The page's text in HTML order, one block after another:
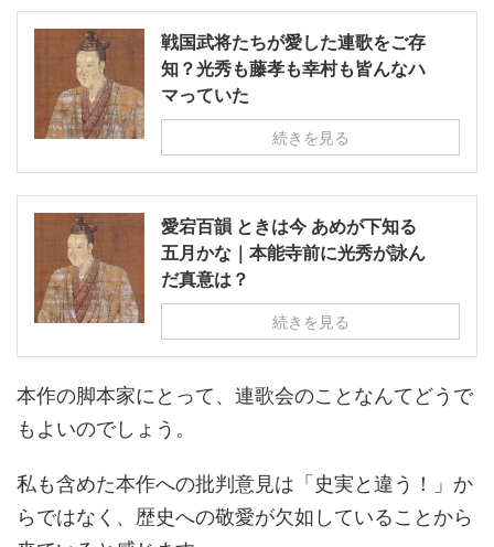
戦国武将たちが愛した連歌をご存
知？光秀も藤孝も幸村も皆んなハ
マっていた
続きを見る
愛宕百韻 ときは今 あめが下知る
五月かな｜本能寺前に光秀が詠ん
だ真意は？
続きを見る
本作の脚本家にとって、連歌会のことなんてどうで
もよいのでしょう。
私も含めた本作への批判意見は「史実と違う！」か
らではなく、歴史への敬愛が欠如していることから